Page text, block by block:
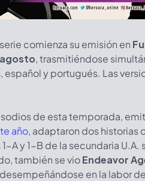
comienza su emisión en
, trasmitiéndose
español y portugués. Las
de esta temporada,
año, adaptaron dos historias
A y 1-B de la secundaria
también se vioEndeavor
en la labor